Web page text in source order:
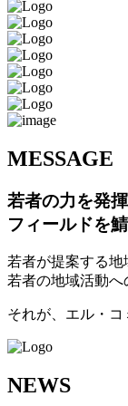
MESSAGE
若者の力を発
フィールドを
若者が提案する地
若者の地域活動
それが、エル・コ
NEWS